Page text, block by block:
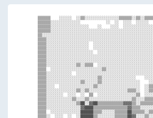
▒▒▒▒▒▒    ░░░░░░
▒▒▒▒▒▒░░░░░░░░░░░░░░            ░░  ░░  ░░░░  ░░░░░░
▒▒▒▒▒▒░░░░░░░░░░░░░░░░░░    ░░    ░░░░
▒▒▒▒░░░░░░░░░░░░░░░░░░░░
▒▒▒▒░░░░░░░░░░░░░░░░░░░░
▒▒▒▒░░░░░░░░░░░░░░░░░░░░░░
▒▒▒▒░░░░░░░░░░░░░░▒▒░░▒▒▒▒
▒▒▒▒
▒▒▒▒░░░░░░░░░░░░
▒▒▒▒░░░░░░░░░░░░░░░░░░░░░░░░▒▒░░░░░░░░░░░░░░░░
▒▒▒▒░░░░░░░░░░░░░░░░▒▒░░░░░░▒▒░░░░░░░░░░░░░░░░░░
▒▒▒▒░░░░  ░░░░░░░░░░░░░░░░▒▒░░░░░░░░░░░░░░░░░░░░
▒▒▒▒░░░░░░░░░░░░░░▒▒░░▒▒░░░░░░░░░░░░░░░░░░▒▒▒▒░░
▒▒▒▒░░░░░░░░  ░░░░  ░░  ▒▒  ░░░░░░░░░░░░░░░░░░▒▒
▒▒▒▒
▒▒▒▒░░  ░░░░  ░░